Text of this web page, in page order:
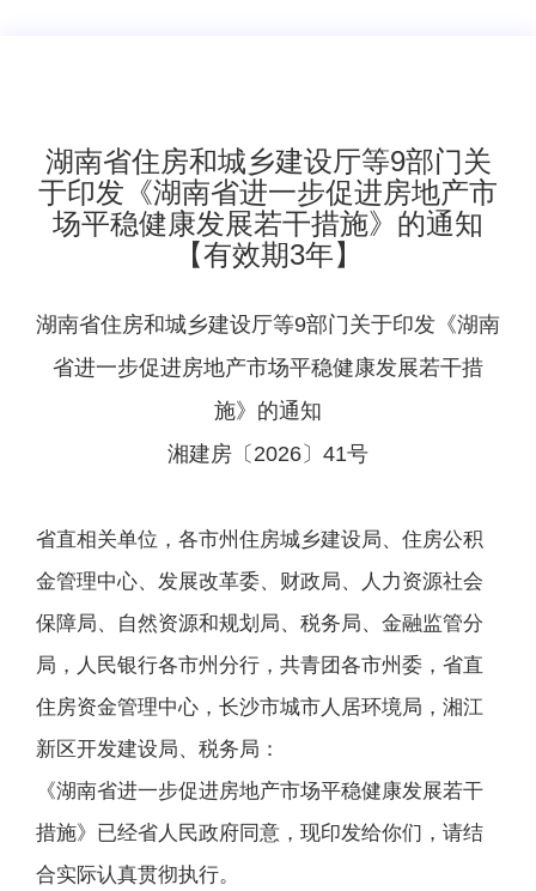
湖南省住房和城乡建设厅等9部门关
于印发《湖南省进一步促进房地产市
场平稳健康发展若干措施》的通知
【有效期3年】
湖南省住房和城乡建设厅等9部门关于印发《湖南
省进一步促进房地产市场平稳健康发展若干措
施》的通知
湘建房〔2026〕41号
省直相关单位，各市州住房城乡建设局、住房公积
金管理中心、发展改革委、财政局、人力资源社会
保障局、自然资源和规划局、税务局、金融监管分
局，人民银行各市州分行，共青团各市州委，省直
住房资金管理中心，长沙市城市人居环境局，湘江
新区开发建设局、税务局：
《湖南省进一步促进房地产市场平稳健康发展若干
措施》已经省人民政府同意，现印发给你们，请结
合实际认真贯彻执行。